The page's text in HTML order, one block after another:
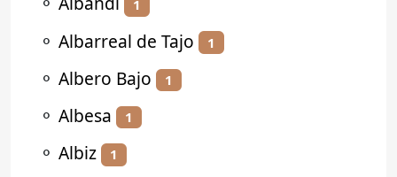
1
⚬ Albarreal de Tajo 1
⚬ Albero Bajo 1
⚬ Albesa 1
⚬ Albiz 1